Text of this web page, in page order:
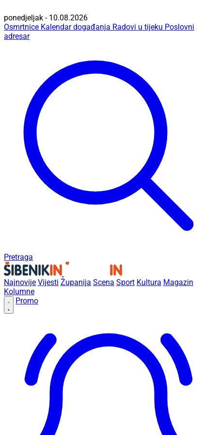
ponedjeljak - 10.08.2026
Osmrtnice Kalendar događanja Radovi u tijeku Poslovni
adresar
Pretraga
Najnovije Vijesti Županija Scena Sport Kultura Magazin
Kolumne
Promo